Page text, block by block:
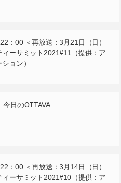
：00 ＜再放送：3月21日（日）
ィーサミット2021#11（提供：ア
ョン）
今日のOTTAVA
：00 ＜再放送：3月14日（日）
ィーサミット2021#10（提供：ア